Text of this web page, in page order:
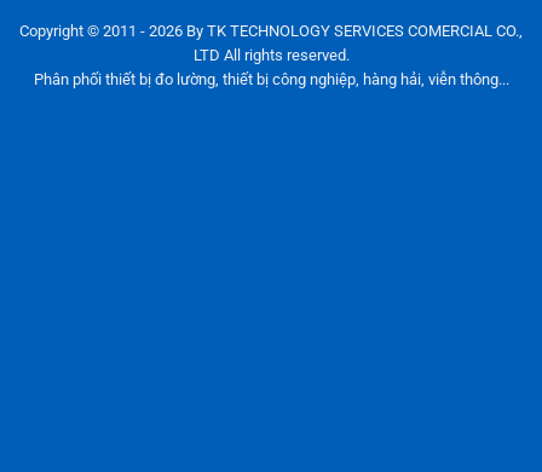
Copyright © 2011 - 2026 By TK TECHNOLOGY SERVICES COMERCIAL CO.,
LTD All rights reserved.
Phân phối thiết bị đo lường, thiết bị công nghiệp, hàng hải, viễn thông...